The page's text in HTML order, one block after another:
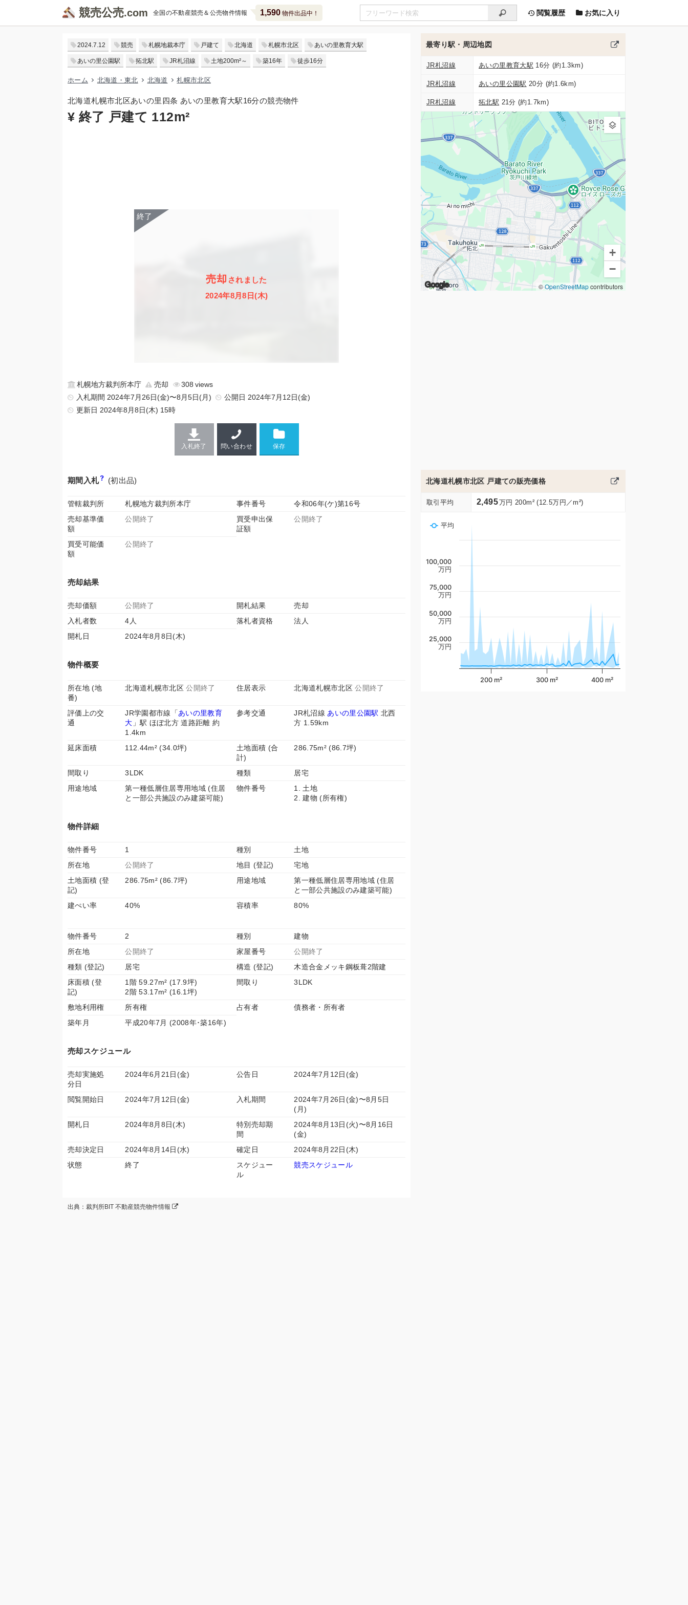
競売公売 全国の不動産競売＆公売物件情報 1,590物件出品中！ 閲覧履歴 お気に入り
2024.7.12 競売 札幌地裁本庁 戸建て 北海道 札幌市北区 あいの里教育大駅
あいの里公園駅 拓北駅 JR札沼線 土地200m²～ 築16年 徒歩16分
ホーム 北海道・東北 北海道 札幌市北区
北海道札幌市北区あいの里四条 あいの里教育大駅16分の競売物件
¥ 終了 戸建て 112m²
売却 されました
2024年8月8日(木)
札幌地方裁判所本庁 売却
308
入札期間 2024年7月26日(金)〜8月5日(月)
公開日 2024年7月12日(金)
更新日 2024年8月8日(木) 15時
入札終了 問い合わせ
期間入札 (初出品)
管轄裁判所 札幌地方裁判所本庁 事件番号
令和06年(ケ)第16号
売却基準価
額
公開終了
買受申出保
証額
公開終了
買受可能価
額
公開終了
売却結果
売却価額 公開終了 開札結果
売却
入札者数
4人 落札者資格
法人
開札日
2024年8月8日(木)
物件概要
所在地 (地
番)
北海道札幌市北区公開終了 住居表示 北海道札幌市北区公開終了
評価上の交
通
JR学園都市線「あいの里教育
大 」駅 ほぼ北方 道路距離 約
1.4km
参考交通 JR札沼線 あいの里公園駅 北西
方 1.59km
延床面積 112.44m² (34.0坪)
土地面積 (合
計)
286.75m² (86.7坪)
間取り 3LDK 種類
居宅
用途地域
第一種低層住居専用地域 (住居
と一部公共施設のみ建築可能)
物件番号
1. 土地
2. 建物 (所有権)
物件詳細
物件番号 1 種別
土地
所在地
公開終了 地目 (登記)
宅地
土地面積 (登
記)
286.75m² (86.7坪) 用途地域
第一種低層住居専用地域 (住居
と一部公共施設のみ建築可能)
建ぺい率
40% 容積率 80%
物件番号 2 種別
建物
所在地
公開終了 家屋番号
公開終了
種類 (登記)
居宅 構造 (登記)
木造合金メッキ鋼板葺2階建
床面積 (登
記)
1階 59.27m² (17.9坪)
2階 53.17m² (16.1坪)
間取り 3LDK
敷地利用権 所有権 占有者
債務者・所有者
築年月
平成20年7月 (2008年･築16年)
売却スケジュール
売却実施処
分日
2024年6月21日(金) 公告日 2024年7月12日(金)
閲覧開始日 2024年7月12日(金) 入札期間
2024年7月26日(金)〜8月5日
(月)
開札日
2024年8月8日(木)
特別売却期
間
2024年8月13日(火)〜8月16日
(金)
売却決定日
2024年8月14日(水) 確定日
2024年8月22日(木)
状態
終了
スケジュー
ル
競売スケジュール
出典：裁判所BIT 不動産競売物件情報
最寄り駅・周辺地図
JR札沼線 あいの里教育大駅 16分 (約1.3km)
JR札沼線 あいの里公園駅 20分 (約1.6km)
JR札沼線 拓北駅 21分 (約1.7km)
Google
+
−
©OpenStreetMapcontributors
北海道札幌市北区 戸建ての販売価格
取引平均 2,495万円 200m² (12.5万円／m²)
平均
200 m² 300 m² 400 m²
25,000
万円
50,000
万円
75,000
万円
100,000
万円